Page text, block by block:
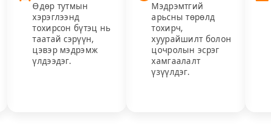
Өдөр тутмын
хэрэглээнд
тохирсон бүтэц нь
таатай сэрүүн,
цэвэр мэдрэмж
үлдээдэг.
Мэдрэмтгий
арьсны төрөлд
тохирч,
хуурайшилт болон
цочролын эсрэг
хамгаалалт
үзүүлдэг.